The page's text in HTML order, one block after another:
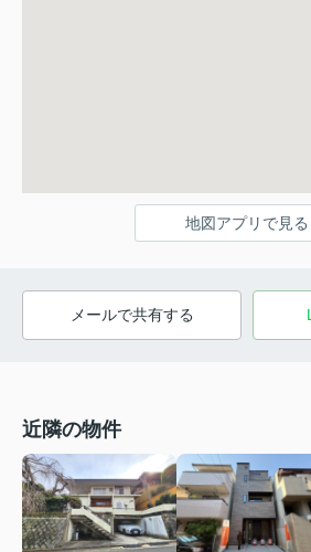
地図アプリで見る
メールで共有する
近隣の物件